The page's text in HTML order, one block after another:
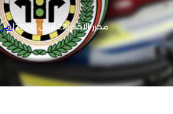
محرر الاخبار|22 أبريل, 2026 |